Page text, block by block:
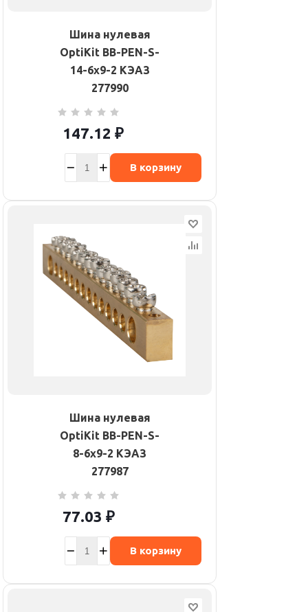
Шина нулевая
OptiKit BB-PEN-S-
14-6х9-2 КЭАЗ
277990
147.12 ₽
В корзину
Шина нулевая
OptiKit BB-PEN-S-
8-6х9-2 КЭАЗ
277987
77.03 ₽
В корзину